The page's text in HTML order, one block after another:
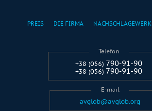
PREIS DIE FIRMA NACHSCHLAGEWERK
Telefon
+38 (056) 790-91-90
+38 (056) 790-91-90
E-mail
avglob@avglob.org